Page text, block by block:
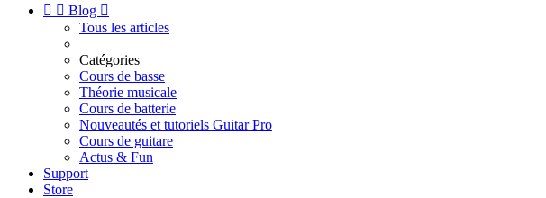
  Blog 
Tous les articles
Catégories
Cours de basse
Théorie musicale
Cours de batterie
Nouveautés et tutoriels Guitar Pro
Cours de guitare
Actus & Fun
Support
Store